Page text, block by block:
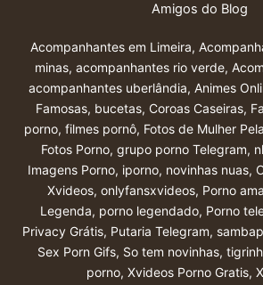
Amigos do Blog
Acompanhantes em Limeira,
minas, acompanhantes rio verde,
acompanhantes uberlândia, Animes
Famosas, bucetas, Coroas Caseiras,
porno, filmes pornô, Fotos de Mulher
Fotos Porno, grupo porno Telegram,
Imagens Porno, iporno, novinhas nuas,
Xvideos, onlyfansxvideos, Porno
Legenda, porno legendado, Porno
Privacy Grátis, Putaria Telegram,
Sex Porn Gifs, So tem novinhas,
porno, Xvideos Porno Gratis,